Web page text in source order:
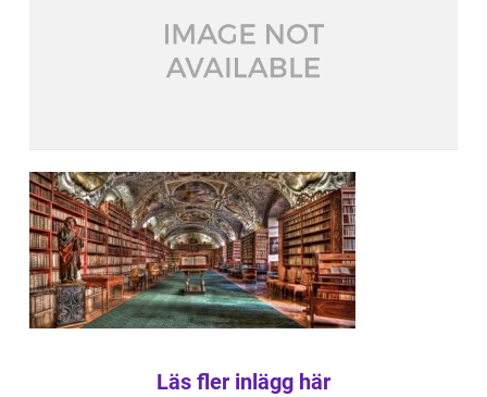
Läs fler inlägg här